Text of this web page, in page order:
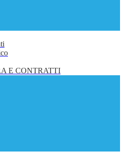
E CONTRATTI